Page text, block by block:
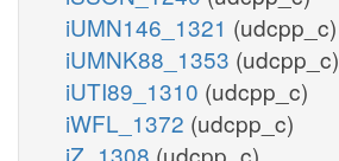
iUMN146_1321 (udcpp_c)
iUMNK88_1353 (udcpp_c)
iUTI89_1310 (udcpp_c)
iWFL_1372 (udcpp_c)
iZ_1308 (udcpp_c)